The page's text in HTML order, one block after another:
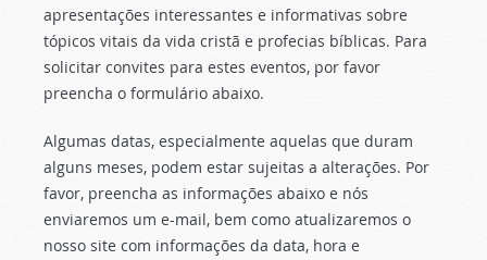
apresentações interessantes e informativas sobre
tópicos vitais da vida cristã e profecias bíblicas. Para
solicitar convites para estes eventos, por favor
preencha o formulário abaixo.
Algumas datas, especialmente aquelas que duram
alguns meses, podem estar sujeitas a alterações. Por
favor, preencha as informações abaixo e nós
enviaremos um e-mail, bem como atualizaremos o
nosso site com informações da data, hora e